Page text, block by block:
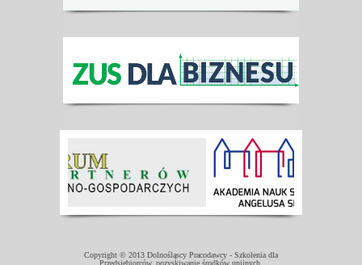
Copyright © 2013 Dolnośląscy Pracodawcy - Szkolenia dla
Przedsiębiorców, pozyskiwanie środków unijnych.